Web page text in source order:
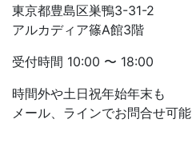
東京都豊島区巣鴨3-31-2
アルカディア篠A館3階
受付時間 10:00 〜 18:00
時間外や土日祝年始年末も
メール、ラインでお問合せ可能